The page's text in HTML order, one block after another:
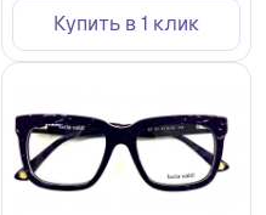
Купить в 1 клик